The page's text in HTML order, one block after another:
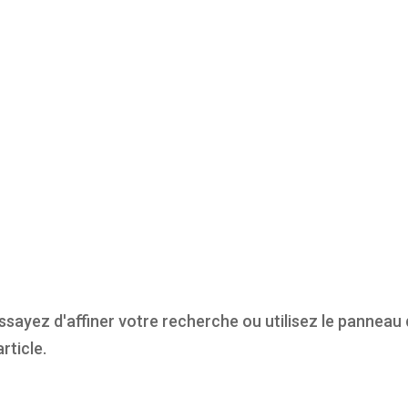
d'affiner votre recherche ou utilisez le panneau